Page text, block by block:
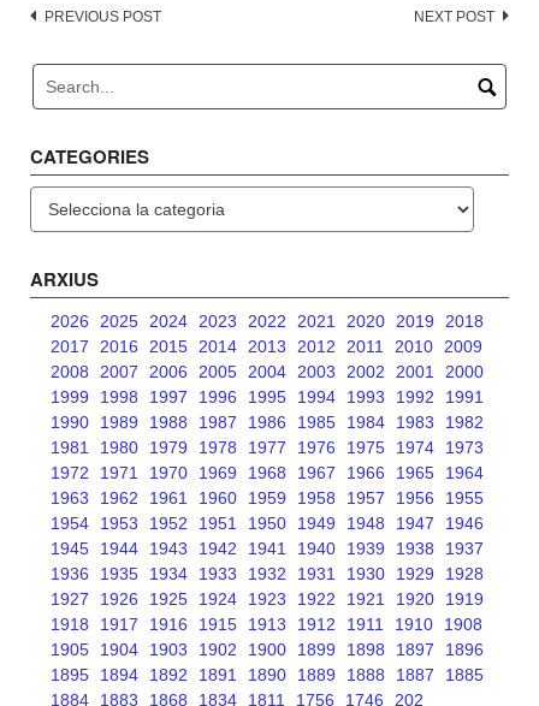
Post
PREVIOUS POST NEXT POST
CATEGORIES
ARXIUS
2026 2025 2024 2023 2022 2021 2020 2019
2018
2017
2016 2015 2014 2013 2012 2011 2010 2009
2008
2007 2006 2005 2004 2003 2002 2001
2000
1999
1998 1997 1996 1995 1994 1993 1992
1991
1990
1989 1988 1987 1986 1985 1984 1983
1982
1981
1980 1979 1978 1977 1976 1975 1974
1973
1972
1971 1970 1969 1968 1967 1966 1965
1964
1963
1962 1961 1960 1959 1958 1957 1956
1955
1954
1953 1952 1951 1950 1949 1948 1947
1946
1945
1944 1943 1942 1941 1940 1939 1938
1937
1936
1935 1934 1933 1932 1931 1930 1929
1928
1927
1926 1925 1924 1923 1922 1921 1920
1919
1918
1917 1916 1915 1913 1912 1911 1910
1908
1905
1904 1903 1902 1900 1899 1898 1897
1896
1895
1894 1892 1891 1890 1889 1888 1887
1885
1884
1883 1868 1834 1811 1756 1746 202